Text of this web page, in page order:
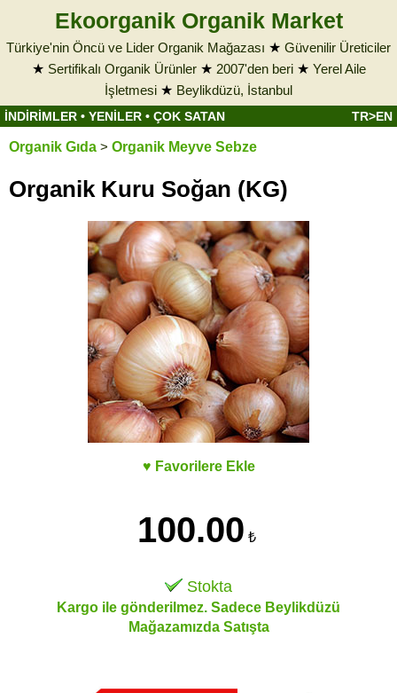
Ekoorganik Organik Market
Türkiye'nin Öncü ve Lider Organik Mağazası ★ Güvenilir Üreticiler
★ Sertifikalı Organik Ürünler★ 2007'den beri★ Yerel Aile
İşletmesi ★ Beylikdüzü, İstanbul
İNDİRİMLER • YENİLER • ÇOK SATAN TR>EN
Organik Gıda > Organik Meyve Sebze
Organik Kuru Soğan (KG)
♥ Favorilere Ekle
100.00 ₺
Stokta
Kargo ile gönderilmez. Sadece Beylikdüzü
Mağazamızda Satışta